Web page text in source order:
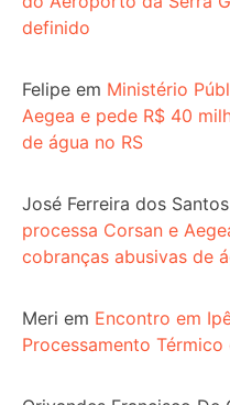
definido
Felipe em Ministério
Aegea e pede R$ 40
de água no RS
José Ferreira dos Santos
processa Corsan e
cobranças abusivas de
Meri em Encontro em
Processamento Térmico